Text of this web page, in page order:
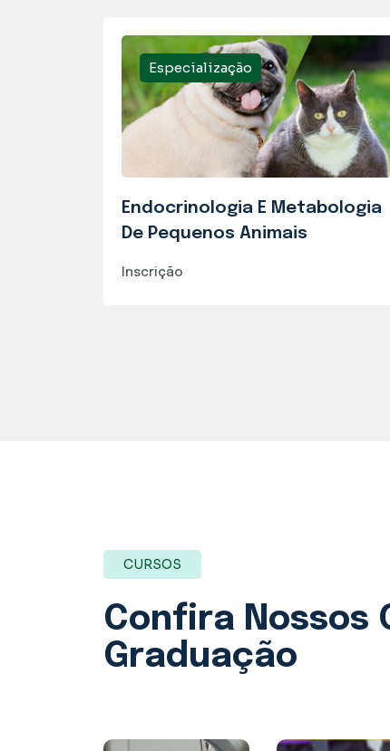
Especialização
Endocrinologia E Metabologia
De Pequenos Animais
Inscrição
CURSOS
Confira Nossos
Graduação